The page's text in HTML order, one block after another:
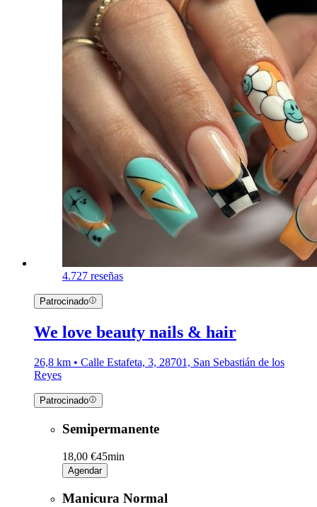
4.727 reseñas
Patrocinado
We love beauty nails & hair
26,8 km • Calle Estafeta, 3, 28701, San Sebastián de los
Reyes
Patrocinado
Semipermanente
18,00 €45min
Agendar
Manicura Normal